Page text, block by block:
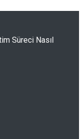
Süreci Nasıl